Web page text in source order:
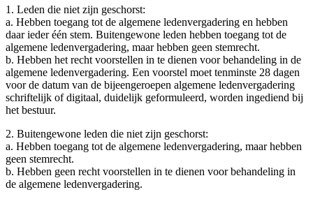
1. Leden die niet zijn geschorst:
a. Hebben toegang tot de algemene ledenvergadering en hebben
daar ieder één stem. Buitengewone leden hebben toegang tot de
algemene ledenvergadering, maar hebben geen stemrecht.
b. Hebben het recht voorstellen in te dienen voor behandeling in de
algemene ledenvergadering. Een voorstel moet tenminste 28 dagen
voor de datum van de bijeengeroepen algemene ledenvergadering
schriftelijk of digitaal, duidelijk geformuleerd, worden ingediend bij
het bestuur.
2. Buitengewone leden die niet zijn geschorst:
a. Hebben toegang tot de algemene ledenvergadering, maar hebben
geen stemrecht.
b. Hebben geen recht voorstellen in te dienen voor behandeling in
de algemene ledenvergadering.